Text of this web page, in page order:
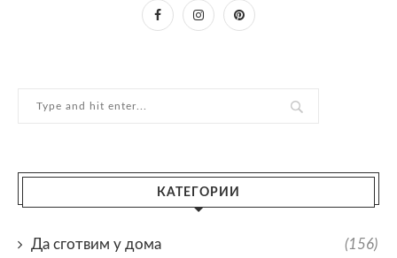
КАТЕГОРИИ
Да сготвим у дома (156)